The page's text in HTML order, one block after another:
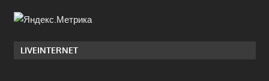
LIVEINTERNET